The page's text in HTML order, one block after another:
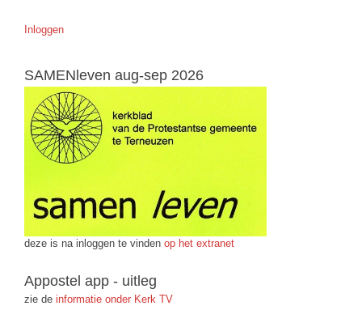
Inloggen
SAMENleven aug-sep 2026
deze is na inloggen te vinden op het extranet
Appostel app - uitleg
zie de informatie onder Kerk TV